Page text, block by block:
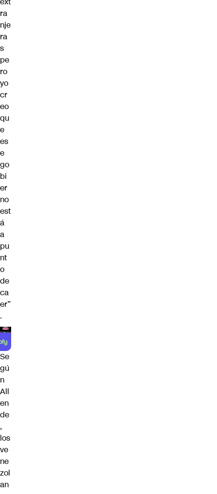
ra
nje
ra
s
pe
ro
yo
cr
eo
qu
e
es
e
go
bi
er
no
est
á
a
pu
nt
o
de
ca
er”
.
Se
gú
n
All
en
de
,
los
ve
ne
zol
an